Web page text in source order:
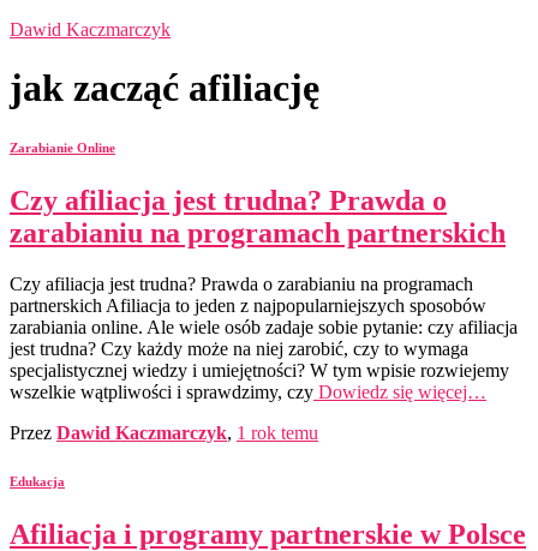
Dawid Kaczmarczyk
jak zacząć afiliację
Zarabianie Online
Czy afiliacja jest trudna? Prawda o
zarabianiu na programach partnerskich
Czy afiliacja jest trudna? Prawda o zarabianiu na programach
partnerskich Afiliacja to jeden z najpopularniejszych sposobów
zarabiania online. Ale wiele osób zadaje sobie pytanie: czy afiliacja
jest trudna? Czy każdy może na niej zarobić, czy to wymaga
specjalistycznej wiedzy i umiejętności? W tym wpisie rozwiejemy
wszelkie wątpliwości i sprawdzimy, czy Dowiedz się więcej…
Przez Dawid Kaczmarczyk, 1 rok temu
Edukacja
Afiliacja i programy partnerskie w Polsce